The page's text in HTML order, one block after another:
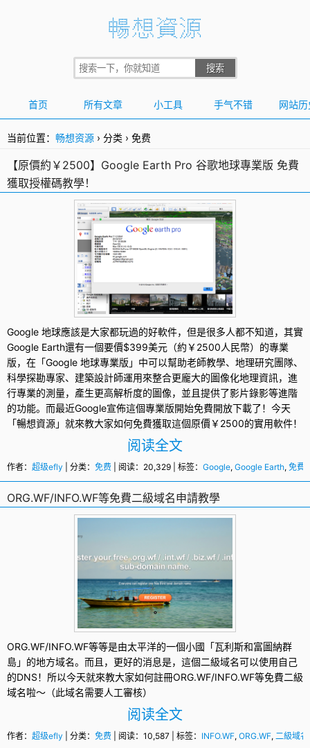
首页 所有文章 小工具 手气不错 网站历
当前位置： 畅想资源 › 分类 › 免费
【原價約￥2500】Google Earth Pro 谷歌地球專業版 免費
獲取授權碼教學！
Google 地球應該是大家都玩過的好軟件，但是很多人都不知道，其實
Google Earth還有一個要價$399美元（約￥2500人民幣）的專業
版，在「Google 地球專業版」中可以幫助老師教學、地理研究團隊、
科學探勘專家、建築設計師運用來整合更龐大的圖像化地理資訊，進
行專業的測量，產生更高解析度的圖像，並且提供了影片錄影等進階
的功能。而最近Google宣佈這個專業版開始免費開放下載了！今天
「暢想資源」就來教大家如何免費獲取這個原價￥2500的實用軟件！
阅读全文
作者： 超级efly | 分类： 免费 | 阅读：20,329 | 标签： Google, Google Earth, 免費
ORG.WF/INFO.WF等免費二級域名申請教學
ORG.WF/INFO.WF等等是由太平洋的一個小國「瓦利斯和富圖納群
島」的地方域名。而且，更好的消息是，這個二級域名可以使用自己
的DNS！所以今天就來教大家如何註冊ORG.WF/INFO.WF等免費二級
域名啦～（此域名需要人工審核）
阅读全文
作者： 超级efly | 分类： 免费 | 阅读：10,587 | 标签： INFO.WF, ORG.WF, 二級域名